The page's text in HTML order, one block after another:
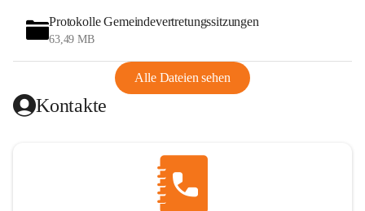
Protokolle Gemeindevertretungssitzungen
63,49 MB
Alle Dateien sehen
Kontakte